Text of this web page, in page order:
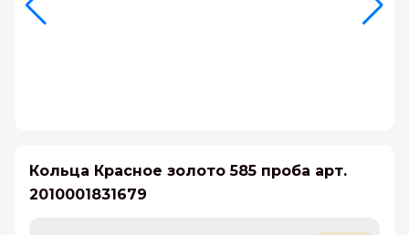
Кольца Красное золото 585 проба арт.
2010001831679